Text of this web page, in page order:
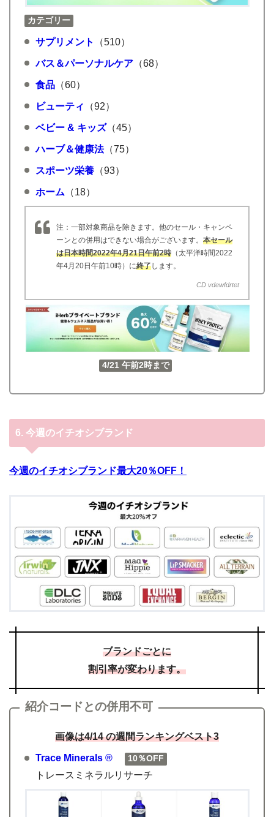
カテゴリー
サプリメント （510）
バス＆パーソナルケア （68）
食品 （60）
ビューティ （92）
ベビー & キッズ（45）
ハーブ＆健康法（75）
スポーツ栄養 （93）
ホーム （18）
注：一部対象商品を除きます。他のセール・キャンペ
ーンとの併用はできない場合がございます。本セール
は日本時間2022年4月21日午前2時 （太平洋時間2022
年4月20日午前10時）に終了します。
CD vdewfdrtet
4/21 午前2時まで
6. 今週のイチオシブランド
今週のイチオシブランド最大20％OFF！
ブランドごとに
割引率が変わります。
紹介コードとの併用不可
画像は4/14の週間ランキングベスト3
Trace Minerals ® 10％OFF
トレースミネラルリサーチ